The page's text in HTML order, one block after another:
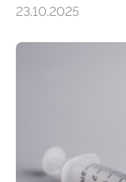
Betroffenen
Dringend
nur
Gewebe
Hertie-Institut für
Schwachstelle im
23.10.2025